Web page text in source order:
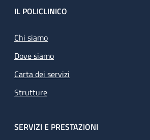
Footer
IL POLICLINICO
Chi siamo
Dove siamo
Carta dei servizi
Strutture
SERVIZI E PRESTAZIONI